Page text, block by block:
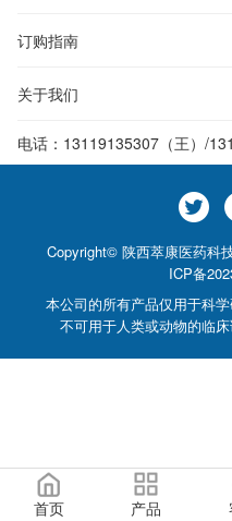
订购指南
关于我们
电话： 13119135307（王）/
Copyright© 陕西萃康医药科
ICP备
本公司的所有产品仅用于科
不可用于人类或动物的临
首页 产品